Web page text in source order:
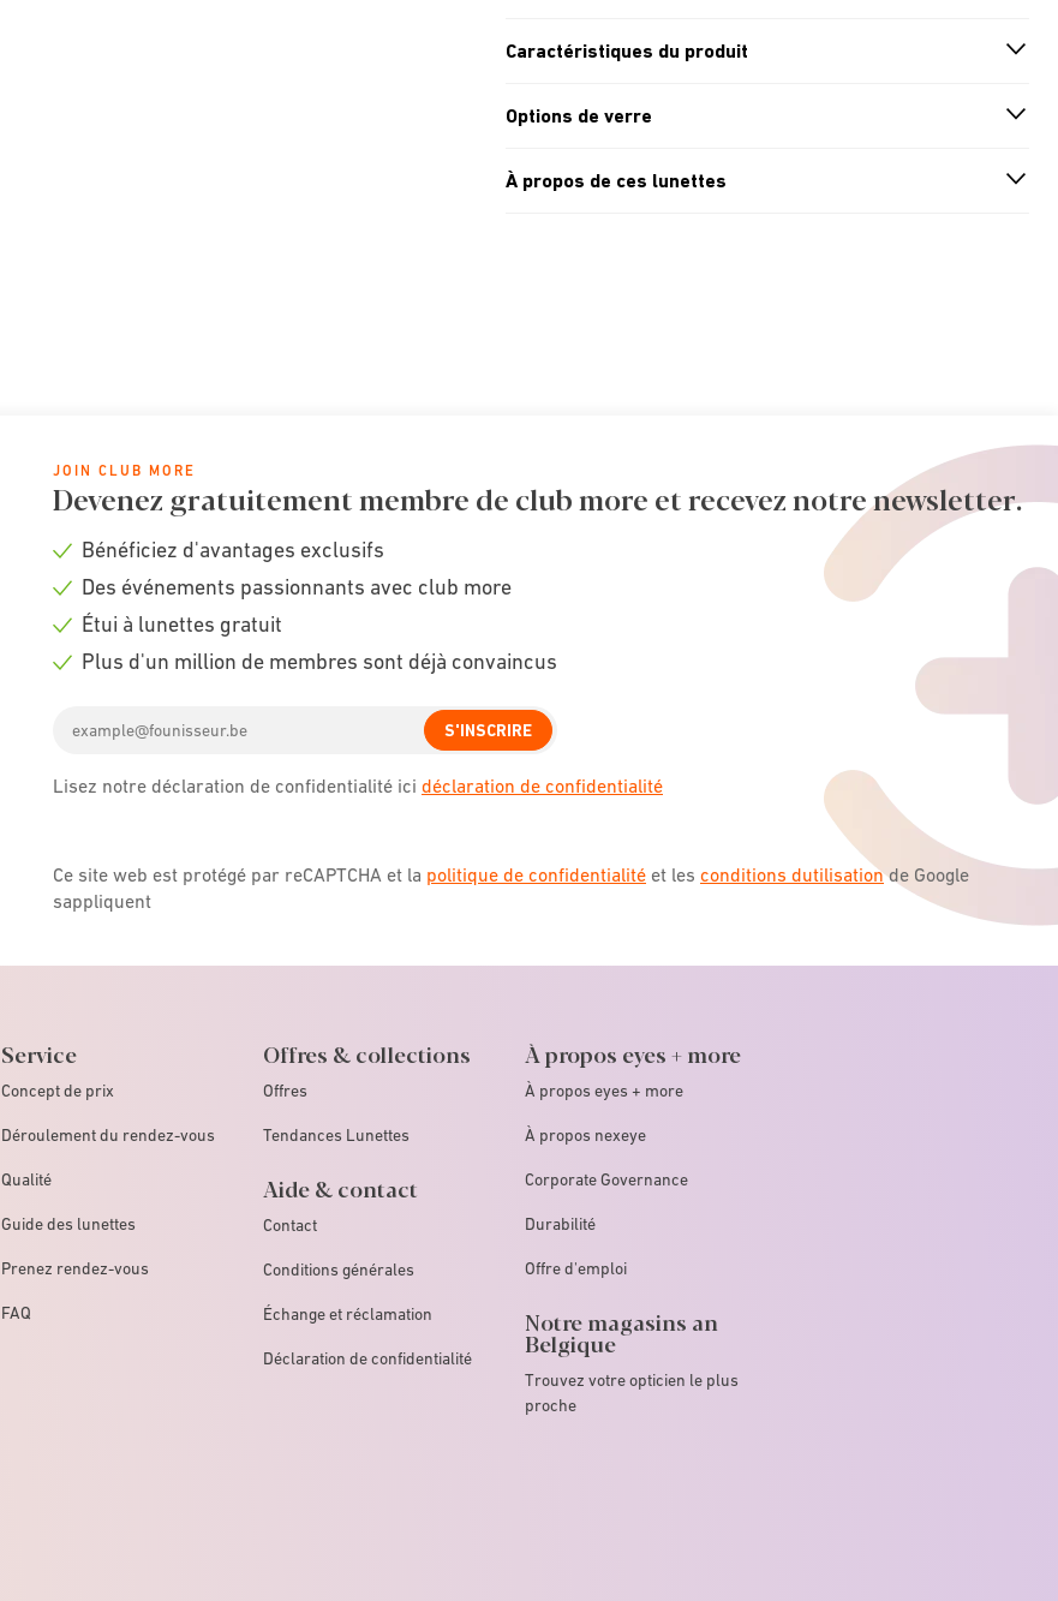
Caractéristiques du produit
Options de verre
À propos de ces lunettes
JOIN CLUB MORE
Devenez gratuitement membre de club more et recevez notre newsletter.
Check
Bénéficiez d'avantages exclusifs
Check
Des événements passionnants avec club more
Check
Étui à lunettes gratuit
Plus d'un million de membres sont déjà convaincus
address
S'INSCRIRE
Lisez notre déclaration de confidentialité ici déclaration de confidentialité
Ce site web est protégé par reCAPTCHA et la politique de confidentialité et les conditions dutilisationde Google
sappliquent
Service
Concept de prix
Déroulement du rendez-vous
Qualité
Guide des lunettes
Prenez rendez-vous
FAQ
Offres & collections
Offres
Tendances Lunettes
Aide & contact
Contact
Conditions générales
Échange et réclamation
Déclaration de confidentialité
À propos eyes + more
À propos eyes + more
À propos nexeye
Corporate Governance
Durabilité
Offre d'emploi
Notre magasins an
Belgique
Trouvez votre opticien le plus
proche